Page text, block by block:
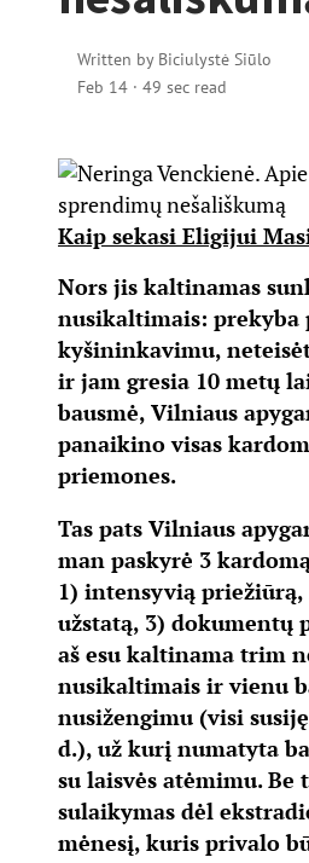
Written by Biciulystė Siūlo
Feb 14 · 49 sec read
Kaip sekasi Eligijui
Nors jis kaltinamas
nusikaltimais: prekyba
kyšininkavimu,
ir jam gresia 10 metų
bausmė, Vilniaus
panaikino visas
priemones.
Tas pats Vilniaus
man paskyrė 3
1) intensyvią priežiūrą,
užstatą, 3) dokumentų
aš esu kaltinama trim
nusikaltimais ir vienu
nusižengimu (visi susiję
d.), už kurį numatyta
su laisvės atėmimu. Be
sulaikymas dėl
mėnesį, kuris privalo